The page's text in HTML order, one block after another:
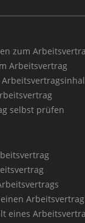
zum
Arbeitsvertrag
selbst prüfen
Arbeitsvertrag
eines